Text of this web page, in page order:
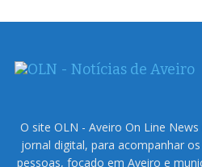
O site OLN - Aveiro On Line
jornal digital, para acompanhar
pessoas, focado em Aveiro e